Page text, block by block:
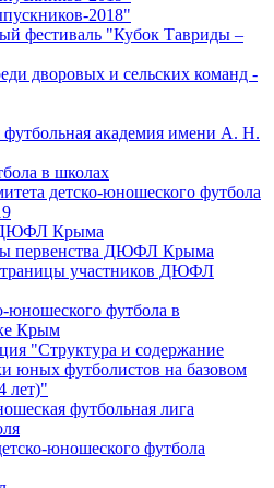
2018"
фестиваль "Кубок Тавриды –
дворовых и сельских команд -
академия имени А. Н.
в школах
детско-юношеского футбола
Крыма
первенства ДЮФЛ Крыма
участников ДЮФЛ
юношеского футбола в
Крым
"Структура и содержание
юных футболистов на базовом
лет)"
футбольная лига
юношеского футбола